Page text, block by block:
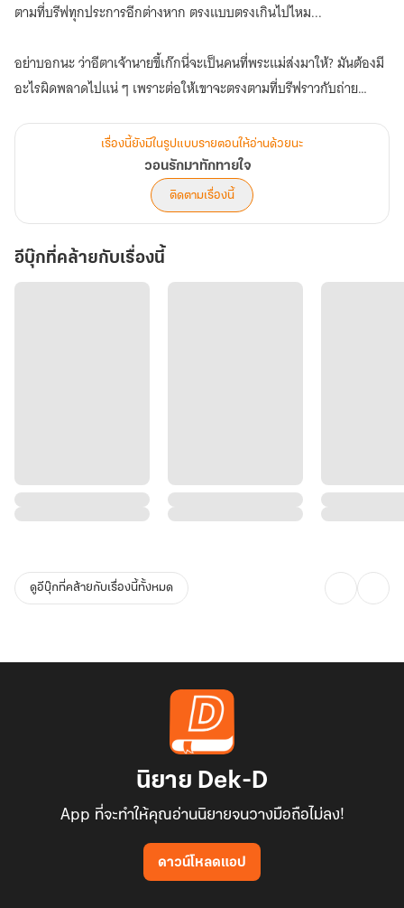
ตามที่บรีฟทุกประการอีกต่างหาก ตรงแบบตรงเกินไปไหม...
อย่าบอกนะ ว่าอีตาเจ้านายขี้เก๊กนี่จะเป็นคนที่พระแม่ส่งมาให้? มันต้องมี
อะไรผิดพลาดไปแน่ ๆ เพราะต่อให้เขาจะตรงตามที่บรีฟราวกับถ่าย
เรื่องนี้ยังมีในรูปแบบรายตอนให้อ่านด้วยนะ
วอนรักมาทักทายใจ
ติดตามเรื่องนี้
อีบุ๊กที่คล้ายกับเรื่องนี้
ดูอีบุ๊กที่คล้ายกับเรื่องนี้ทั้งหมด
นิยาย Dek-D
App ที่จะทำให้คุณอ่านนิยายจนวางมือถือไม่ลง!
ดาวน์โหลดแอป